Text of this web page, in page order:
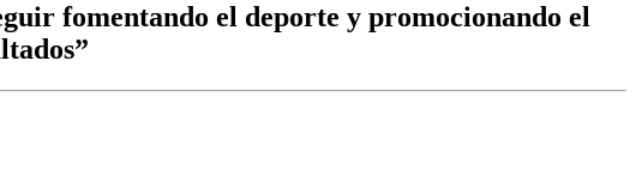
fomentando el deporte y promocionando el